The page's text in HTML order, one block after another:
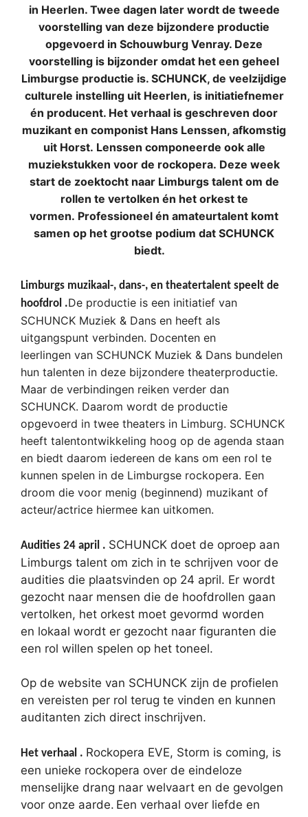
in Heerlen. Twee dagen later wordt de tweede
voorstelling van deze bijzondere productie
opgevoerd in Schouwburg Venray. Deze
voorstelling is bijzonder omdat het een geheel
Limburgse productie is. SCHUNCK, de veelzijdige
culturele instelling uit Heerlen, is initiatiefnemer
én producent. Het verhaal is geschreven door
muzikant en componist Hans Lenssen, afkomstig
uit Horst. Lenssen componeerde ook alle
muziekstukken voor de rockopera. Deze week
start de zoektocht naar Limburgs talent om de
rollen te vertolken én het orkest te
vormen. Professioneel én amateurtalent komt
samen op het grootse podium dat SCHUNCK
biedt.
Limburgs muzikaal-, dans-, en theatertalent speelt de
hoofdrol .De productie is een initiatief van
SCHUNCK Muziek & Dans en heeft als
uitgangspunt verbinden. Docenten en
leerlingen van SCHUNCK Muziek & Dans bundelen
hun talenten in deze bijzondere theaterproductie.
Maar de verbindingen reiken verder dan
SCHUNCK. Daarom wordt de productie
opgevoerd in twee theaters in Limburg. SCHUNCK
heeft talentontwikkeling hoog op de agenda staan
en biedt daarom iedereen de kans om een rol te
kunnen spelen in de Limburgse rockopera. Een
droom die voor menig (beginnend) muzikant of
acteur/actrice hiermee kan uitkomen.
Audities 24 april . SCHUNCK doet de oproep aan
Limburgs talent om zich in te schrijven voor de
audities die plaatsvinden op 24 april. Er wordt
gezocht naar mensen die de hoofdrollen gaan
vertolken, het orkest moet gevormd worden
en lokaal wordt er gezocht naar figuranten die
een rol willen spelen op het toneel.
Op de website van SCHUNCK zijn de profielen
en vereisten per rol terug te vinden en kunnen
auditanten zich direct inschrijven.
Het verhaal . Rockopera EVE, Storm is coming, is
een unieke rockopera over de eindeloze
menselijke drang naar welvaart en de gevolgen
voor onze aarde. Een verhaal over liefde en